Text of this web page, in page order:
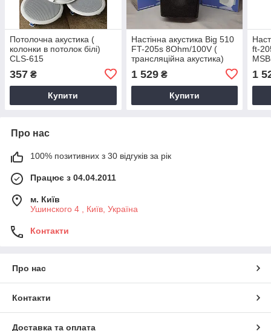
Потолочна акустика (
колонки в потолок білі)
CLS-615
357 ₴
Купити
Настінна акустика Big 510
FT-205s 8Ohm/100V (
трансляційна акустика)
1 529₴
Купити
ft-
1
Про нас
100% позитивних з 30 відгуків за рік
Працює з 04.04.2011
м. Київ
Ушинского 4 , Київ, Україна
Контакти
Про нас
Контакти
Доставка та оплата